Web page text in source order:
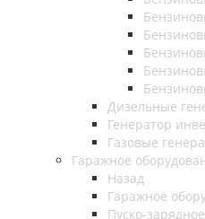
Дизельные
Генератор
Газовые
Гаражное
Назад
Гаражное
Пуско-